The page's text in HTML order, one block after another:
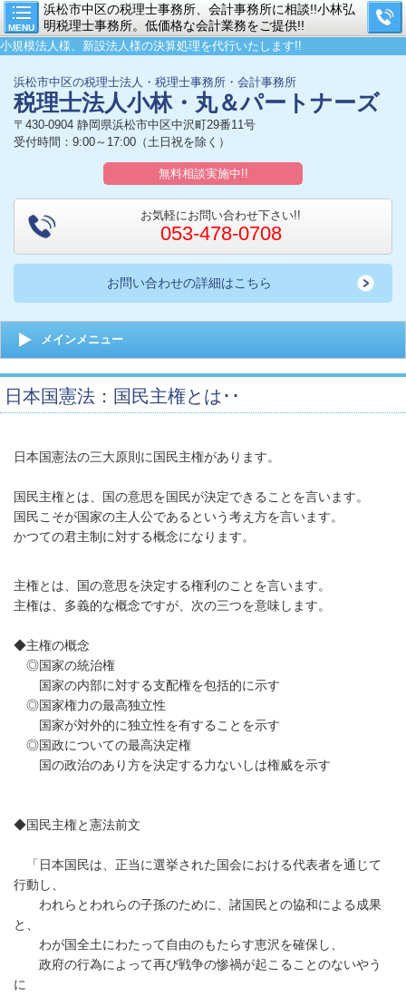
MENU
浜松市中区の税理士事務所、会計事務所に相談!!小林弘
明税理士事務所。低価格な会計業務をご提供!!
小規模法人様、新設法人様の決算処理を代行いたします!!
浜松市中区の税理士法人・税理士事務所・会計事務所
税理士法人小林・丸＆パートナーズ
〒430-0904 静岡県浜松市中区中沢町29番11号
受付時間：9:00～17:00（土日祝を除く）
無料相談実施中!!
お気軽にお問い合わせ下さい!!
053-478-0708
お問い合わせの詳細はこちら
メインメニュー
日本国憲法：国民主権とは･･
日本国憲法の三大原則に国民主権があります。
国民主権とは、国の意思を国民が決定できることを言います。
国民こそが国家の主人公であるという考え方を言います。
かつての君主制に対する概念になります。
主権とは、国の意思を決定する権利のことを言います。
主権は、多義的な概念ですが、次の三つを意味します。
◆主権の概念
◎国家の統治権
国家の内部に対する支配権を包括的に示す
◎国家権力の最高独立性
国家が対外的に独立性を有することを示す
◎国政についての最高決定権
国の政治のあり方を決定する力ないしは権威を示す
◆国民主権と憲法前文
「日本国民は、正当に選挙された国会における代表者を通じて
行動し、
われらとわれらの子孫のために、諸国民との協和による成果
と、
わが国全土にわたって自由のもたらす恵沢を確保し、
政府の行為によって再び戦争の惨禍が起こることのないやう
に